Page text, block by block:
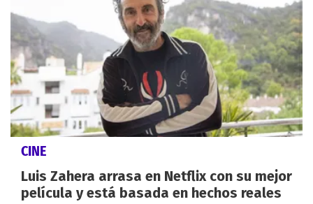
CINE
Luis Zahera arrasa en Netflix con su mejor
película y está basada en hechos reales